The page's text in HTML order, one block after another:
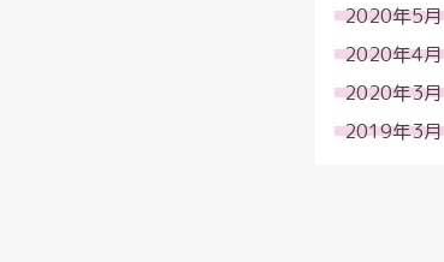
2020年5月
2020年4月
2020年3月
2019年3月